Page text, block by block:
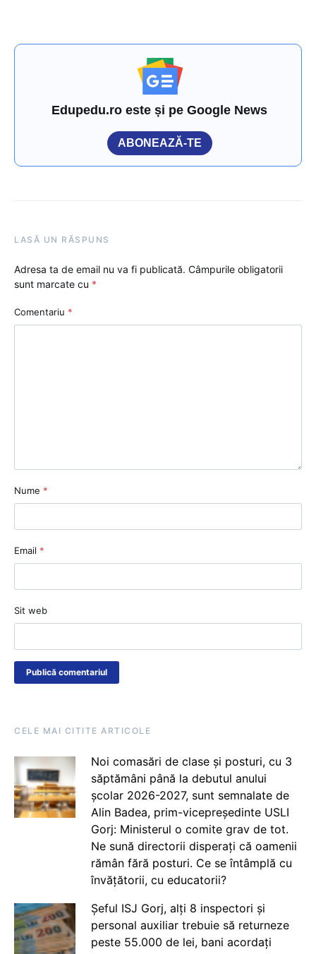
Edupedu.ro este și pe Google News
ABONEAZĂ-TE
LASĂ UN RĂSPUNS
Adresa ta de email nu va fi publicată. Câmpurile obligatorii
sunt marcate cu *
Comentariu *
Nume *
Email *
Sit web
CELE MAI CITITE ARTICOLE
Noi comasări de clase și posturi, cu 3
săptămâni până la debutul anului
școlar 2026-2027, sunt semnalate de
Alin Badea, prim-vicepreședinte USLI
Gorj: Ministerul o comite grav de tot.
Ne sună directorii disperați că oamenii
rămân fără posturi. Ce se întâmplă cu
învățătorii, cu educatorii?
Șeful ISJ Gorj, alți 8 inspectori și
personal auxiliar trebuie să returneze
peste 55.000 de lei, bani acordați